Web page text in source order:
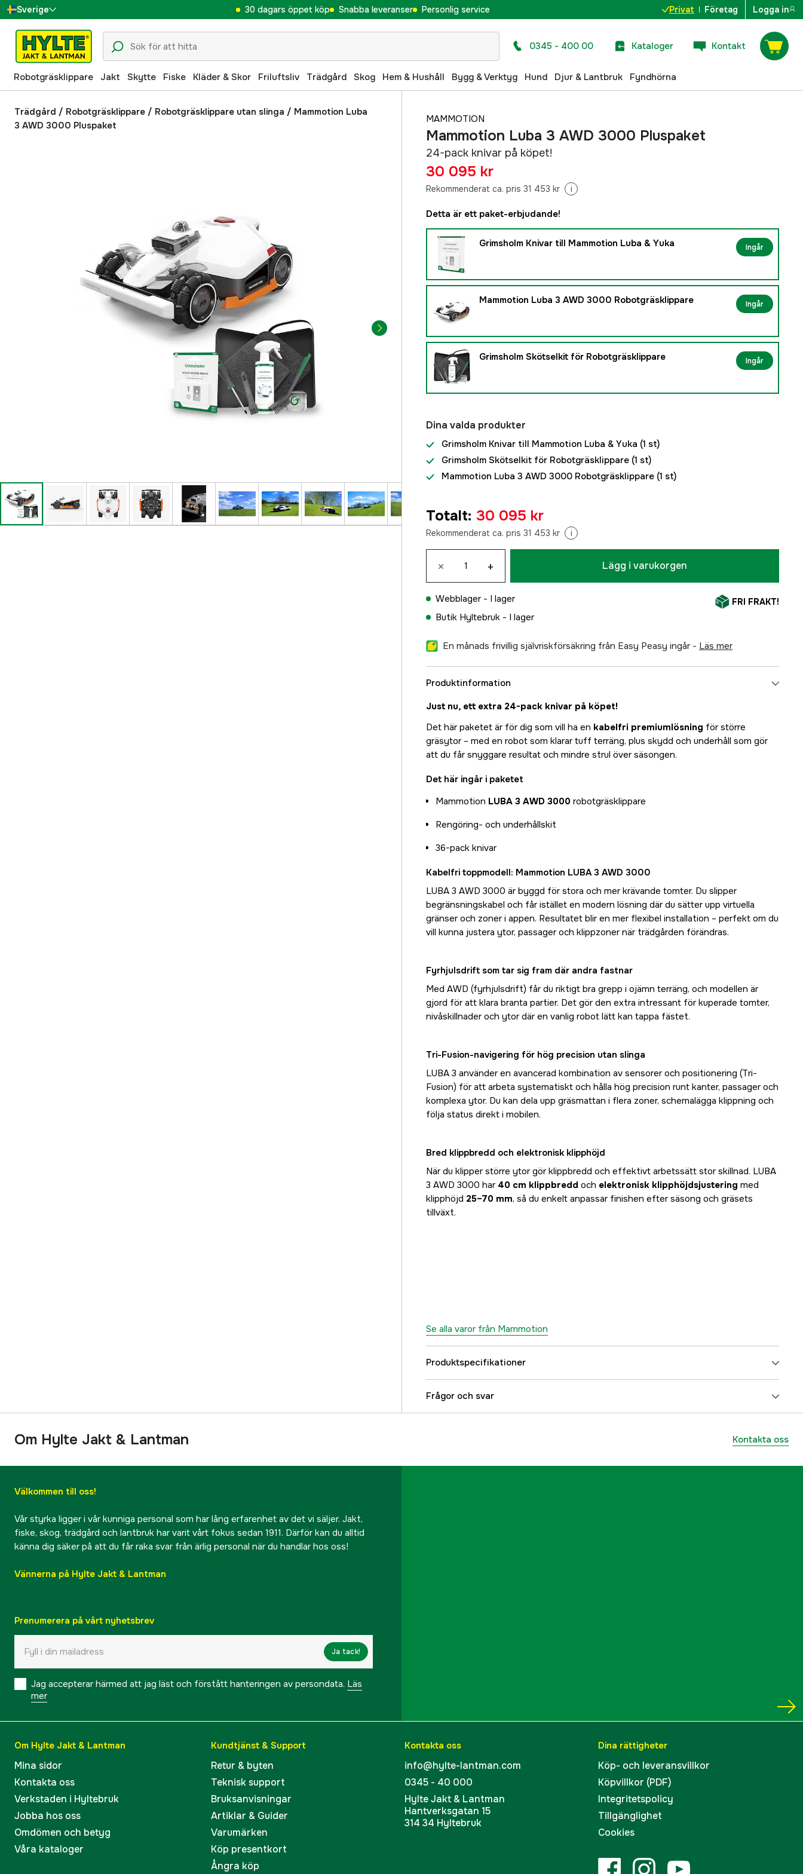
Sverige
Danmark
Suomi
Norge
Deutschland
30 dagars öppet köp Snabba leveranser Personlig service Privat Företag Logga in
0345 - 400 00 Kataloger Kontakt
Robotgräsklippare Jakt Skytte Fiske Kläder & Skor Friluftsliv Trädgård Skog Hem & Hushåll Bygg & Verktyg Hund Djur & Lantbruk Fyndhörna
Trädgård / Robotgräsklippare / Robotgräsklippare utan slinga / Mammotion Luba
3 AWD 3000 Pluspaket
MAMMOTION
Mammotion Luba 3 AWD 3000 Pluspaket
24-pack knivar på köpet!
30 095 kr
Rekommenderat ca. pris 31 453 kr i
Detta är ett paket-erbjudande!
Grimsholm Knivar till Mammotion Luba & Yuka Ingår
Mammotion Luba 3 AWD 3000 Robotgräsklippare Ingår
Grimsholm Skötselkit för Robotgräsklippare Ingår
Dina valda produkter
Grimsholm Knivar till Mammotion Luba & Yuka (1 st)
Grimsholm Skötselkit för Robotgräsklippare (1 st)
Mammotion Luba 3 AWD 3000 Robotgräsklippare (1 st)
Totalt: 30 095 kr
Rekommenderat ca. pris 31 453 kr i
× + Lägg i varukorgen
Webblager - I lager
Butik Hyltebruk - I lager
FRI FRAKT!
En månads frivillig självriskförsäkring från Easy Peasy ingår - läs mer
Produktinformation
Just nu, ett extra 24-pack knivar på köpet!
Det här paketet är för dig som vill ha en kabelfri premiumlösning för större
gräsytor – med en robot som klarar tuff terräng, plus skydd och underhåll som gör
att du får snyggare resultat och mindre strul över säsongen.
Det här ingår i paketet
Mammotion LUBA 3 AWD 3000 robotgräsklippare
Rengöring- och underhållskit
36-pack knivar
Kabelfri toppmodell: Mammotion LUBA 3 AWD 3000
LUBA 3 AWD 3000 är byggd för stora och mer krävande tomter. Du slipper
begränsningskabel och får istället en modern lösning där du sätter upp virtuella
gränser och zoner i appen. Resultatet blir en mer flexibel installation – perfekt om du
vill kunna justera ytor, passager och klippzoner när trädgården förändras.
Fyrhjulsdrift som tar sig fram där andra fastnar
Med AWD (fyrhjulsdrift) får du riktigt bra grepp i ojämn terräng, och modellen är
gjord för att klara branta partier. Det gör den extra intressant för kuperade tomter,
nivåskillnader och ytor där en vanlig robot lätt kan tappa fästet.
Tri-Fusion-navigering för hög precision utan slinga
LUBA 3 använder en avancerad kombination av sensorer och positionering (Tri-
Fusion) för att arbeta systematiskt och hålla hög precision runt kanter, passager och
komplexa ytor. Du kan dela upp gräsmattan i flera zoner, schemalägga klippning och
följa status direkt i mobilen.
Bred klippbredd och elektronisk klipphöjd
När du klipper större ytor gör klippbredd och effektivt arbetssätt stor skillnad. LUBA
3 AWD 3000 har 40 cm klippbredd och elektronisk klipphöjdsjustering med
klipphöjd 25–70 mm, så du enkelt anpassar finishen efter säsong och gräsets
tillväxt.
Se alla varor från Mammotion
Produktspecifikationer
Maximalt klippområde
Kapslingsklass IPX6
Klipphöjd max
Klipphöjd min
Frågor och svar
Om Hylte Jakt & Lantman Kontakta oss
Välkommen till oss!
Vår styrka ligger i vår kunniga personal som har lång erfarenhet av det vi säljer. Jakt,
fiske, skog, trädgård och lantbruk har varit vårt fokus sedan 1911. Därför kan du alltid
känna dig säker på att du får raka svar från ärlig personal när du handlar hos oss!
Vännerna på Hylte Jakt & Lantman
Prenumerera på vårt nyhetsbrev
Ja tack!
Jag accepterar härmed att jag läst och förstått hanteringen av persondata. Läs
mer
Om Hylte Jakt & Lantman
Mina sidor
Kontakta oss
Verkstaden i Hyltebruk
Jobba hos oss
Omdömen och betyg
Våra kataloger
Kundtjänst & Support
Retur & byten
Teknisk support
Bruksanvisningar
Artiklar & Guider
Varumärken
Köp presentkort
Ångra köp
Kontakta oss
info@hylte-lantman.com
0345 - 40 000
Hylte Jakt & Lantman
Hantverksgatan 15
314 34 Hyltebruk
Dina rättigheter
Köp- och leveransvillkor
Köpvillkor (PDF)
Integritetspolicy
Tillgänglighet
Cookies